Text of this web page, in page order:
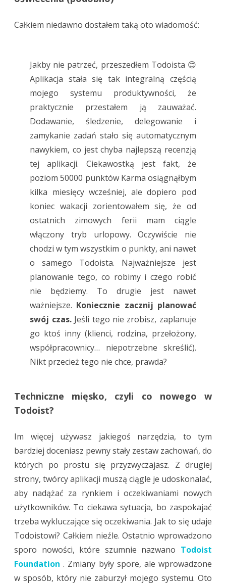
Całkiem niedawno dostałem taką oto wiadomość:
Jakby nie patrzeć, przeszedłem Todoista 😊
Aplikacja stała się tak integralną częścią
mojego systemu produktywności, że
praktycznie przestałem ją zauważać.
Dodawanie, śledzenie, delegowanie i
zamykanie zadań stało się automatycznym
nawykiem, co jest chyba najlepszą recenzją
tej aplikacji. Ciekawostką jest fakt, że
poziom 50000 punktów Karma osiągnąłbym
kilka miesięcy wcześniej, ale dopiero pod
koniec wakacji zorientowałem się, że od
ostatnich zimowych ferii mam ciągle
włączony tryb urlopowy. Oczywiście nie
chodzi w tym wszystkim o punkty, ani nawet
o samego Todoista. Najważniejsze jest
planowanie tego, co robimy i czego robić
nie będziemy. To drugie jest nawet
ważniejsze. Koniecznie zacznij planować
swój czas.Jeśli tego nie zrobisz, zaplanuje
go ktoś inny (klienci, rodzina, przełożony,
współpracownicy… niepotrzebne skreślić).
Nikt przecież tego nie chce, prawda?
Techniczne mięsko, czyli co nowego w
Todoist?
Im więcej używasz jakiegoś narzędzia, to tym
bardziej doceniasz pewny stały zestaw zachowań, do
których po prostu się przyzwyczajasz. Z drugiej
strony, twórcy aplikacji muszą ciągle je udoskonalać,
aby nadążać za rynkiem i oczekiwaniami nowych
użytkowników. To ciekawa sytuacja, bo zaspokajać
trzeba wykluczające się oczekiwania. Jak to się udaje
Todoistowi? Całkiem nieźle. Ostatnio wprowadzono
sporo nowości, które szumnie nazwano Todoist
Foundation . Zmiany były spore, ale wprowadzone
w sposób, który nie zaburzył mojego systemu. Oto